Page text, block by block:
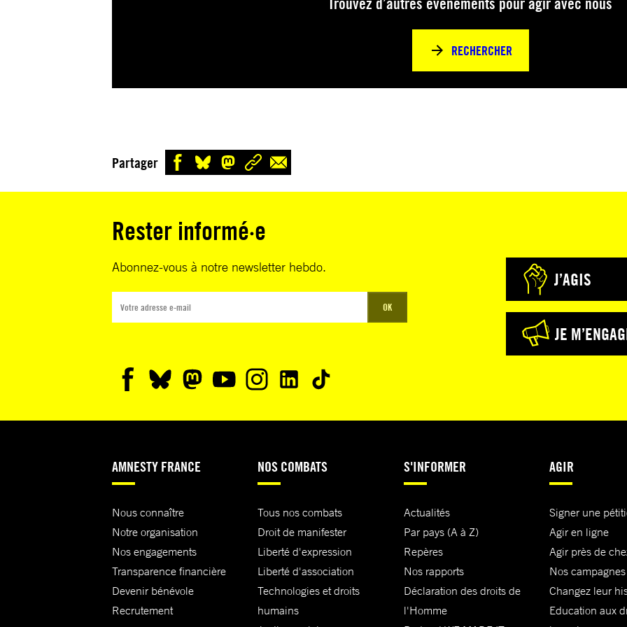
Trouvez d’autres événements pour agir avec nous
RECHERCHER
Partager
Rester informé·e
Abonnez-vous à notre newsletter hebdo.
OK
J’AGIS
JE
AMNESTY FRANCE
Nous connaître
Notre organisation
Nos engagements
Transparence financière
Devenir bénévole
Recrutement
NOS COMBATS
Tous nos combats
Droit de manifester
Liberté d'expression
Liberté d'association
Technologies et droits
humains
S'INFORMER
Actualités
Par pays (A à Z)
Repères
Nos rapports
Déclaration des droits de
l'Homme
AGIR
Signer une
Agir en ligne
Agir près de
Nos campagnes
Changez leur
Education aux